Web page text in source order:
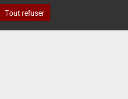
Tout refuser